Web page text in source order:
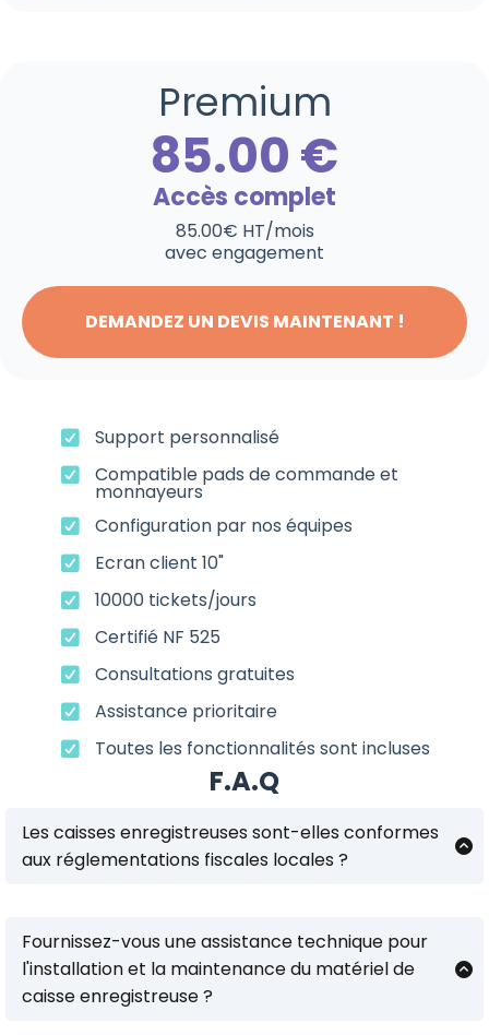
Premium
85.00 €
Accès complet
85.00€ HT/mois
avec engagement
DEMANDEZ UN DEVIS MAINTENANT !
Support personnalisé
Compatible pads de commande et
monnayeurs
Configuration par nos équipes
Ecran client 10"
10000 tickets/jours
Certifié NF 525
Consultations gratuites
Assistance prioritaire
Toutes les fonctionnalités sont incluses
F.A.Q
Les caisses enregistreuses sont-elles conformes
aux réglementations fiscales locales ?
réglementations fiscales locales.
Fournissez-vous une assistance technique pour
l'installation et la maintenance du matériel de
caisse enregistreuse ?